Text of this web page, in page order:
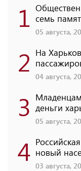
1 семь
05 августа,
2 На
04 августа,
3 деньги
05 августа,
4 новый
03 августа,